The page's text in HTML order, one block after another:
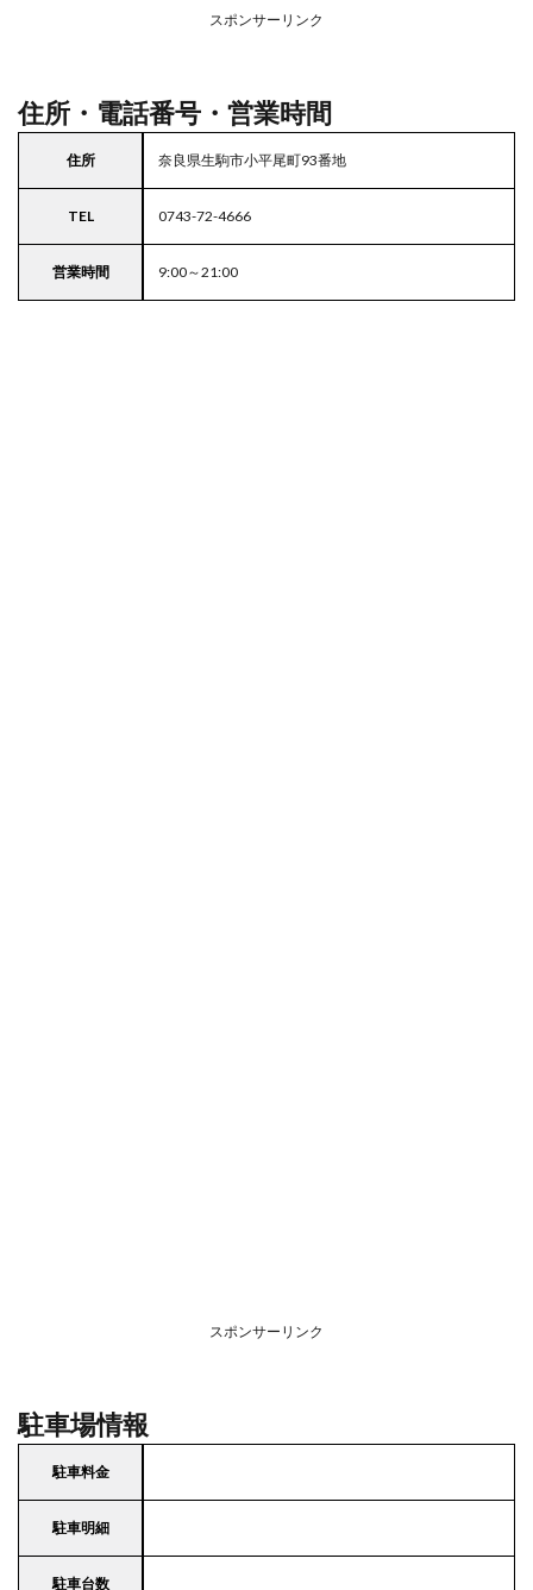
スポンサーリンク
住所・電話番号・営業時間
住所 奈良県生駒市小平尾町93番地
TEL 0743-72-4666
営業時間 9:00～21:00
スポンサーリンク
駐車場情報
駐車料金
駐車明細
駐車台数